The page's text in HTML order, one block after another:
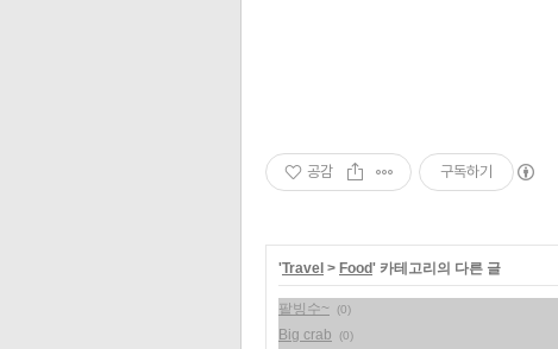
공감 구독하기
'Travel > Food' 카테고리의 다른 글
팥빙수~ (0)
Big crab (0)